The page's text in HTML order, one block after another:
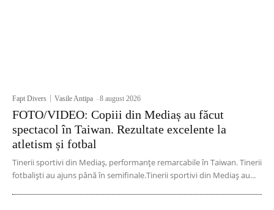
Fapt Divers Vasile Antipa -8 august 2026
FOTO/VIDEO: Copiii din Mediaș au făcut
spectacol în Taiwan. Rezultate excelente la
atletism și fotbal
Tinerii sportivi din Mediaș, performanțe remarcabile în Taiwan. Tinerii
fotbaliști au ajuns până în semifinale.Tinerii sportivi din Mediaș au...